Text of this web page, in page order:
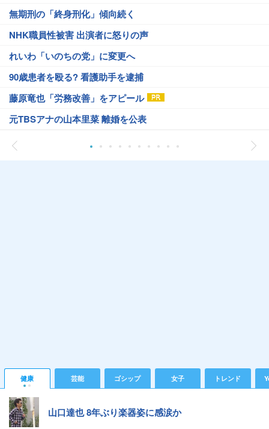
無期刑の「終身刑化」傾向続く
NHK職員性被害 出演者に怒りの声
れいわ「いのちの党」に変更へ
90歳患者を殴る? 看護助手を逮捕
藤原竜也「労務改善」をアピール
元TBSアナの山本里菜 離婚を公表
健康 芸能 ゴシップ 女子 トレンド
山口達也 8年ぶり楽器姿に感涙か